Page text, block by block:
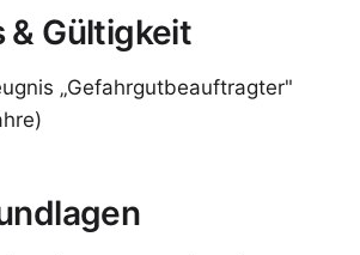
& Gültigkeit
„Gefahrgutbeauftragter"